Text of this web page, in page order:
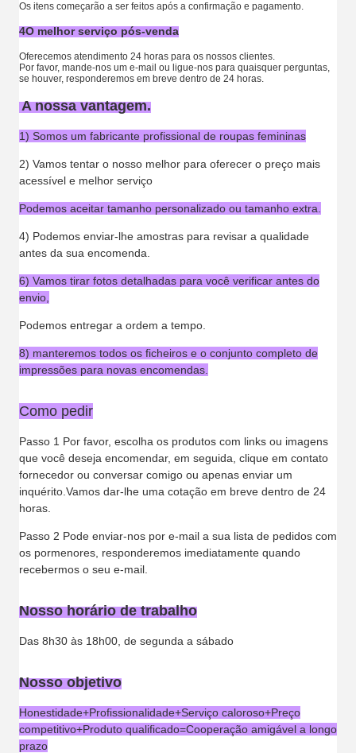
Os itens começarão a ser feitos após a confirmação e pagamento.
4O melhor serviço pós-venda
Oferecemos atendimento 24 horas para os nossos clientes.
Por favor, mande-nos um e-mail ou ligue-nos para quaisquer perguntas,
se houver, responderemos em breve dentro de 24 horas.
A nossa vantagem.
1) Somos um fabricante profissional de roupas femininas
2) Vamos tentar o nosso melhor para oferecer o preço mais
acessível e melhor serviço
Podemos aceitar tamanho personalizado ou tamanho extra.
4) Podemos enviar-lhe amostras para revisar a qualidade
antes da sua encomenda.
6) Vamos tirar fotos detalhadas para você verificar antes do
envio,
Podemos entregar a ordem a tempo.
8) manteremos todos os ficheiros e o conjunto completo de
impressões para novas encomendas.
Como pedir
Passo 1 Por favor, escolha os produtos com links ou imagens
que você deseja encomendar, em seguida, clique em contato
fornecedor ou conversar comigo ou apenas enviar um
inquérito.Vamos dar-lhe uma cotação em breve dentro de 24
horas.
Passo 2 Pode enviar-nos por e-mail a sua lista de pedidos com
os pormenores, responderemos imediatamente quando
recebermos o seu e-mail.
Nosso horário de trabalho
Das 8h30 às 18h00, de segunda a sábado
Nosso objetivo
Honestidade+Profissionalidade+Serviço caloroso+Preço
competitivo+Produto qualificado=Cooperação amigável a longo
prazo